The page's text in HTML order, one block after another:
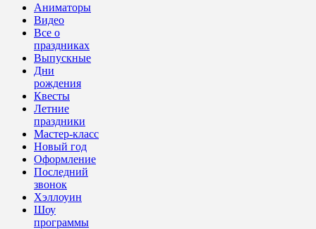
Аниматоры
Видео
Все о
праздниках
Выпускные
Дни
рождения
Квесты
Летние
праздники
Мастер-класс
Новый год
Оформление
Последний
звонок
Хэллоуин
Шоу
программы